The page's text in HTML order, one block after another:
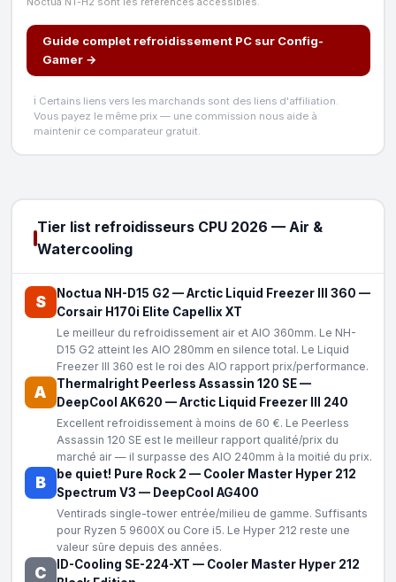
Guide complet refroidissement PC sur Config-
Gamer →
ℹ️ Certains liens vers les marchands sont des liens d'affiliation.
Vous payez le même prix — une commission nous aide à
maintenir ce comparateur gratuit.
Tier list refroidisseurs CPU 2026 — Air &
Watercooling
S Noctua NH-D15 G2 —Arctic Liquid Freezer III 360 —
Corsair H170i Elite Capellix XT
Le meilleur du refroidissement air et AIO 360mm. Le NH-
D15 G2 atteint les AIO 280mm en silence total. Le Liquid
Freezer III 360 est le roi des AIO rapport prix/performance.
A Thermalright Peerless Assassin 120 SE—
DeepCool AK620 —Arctic Liquid Freezer III 240
Excellent refroidissement à moins de 60 €. Le Peerless
Assassin 120 SE est le meilleur rapport qualité/prix du
marché air — il surpasse des AIO 240mm à la moitié du prix.
B be quiet! Pure Rock 2 — Cooler Master Hyper 212
Spectrum V3 — DeepCool AG400
Ventirads single-tower entrée/milieu de gamme. Suffisants
pour Ryzen 5 9600X ou Core i5. Le Hyper 212 reste une
valeur sûre depuis des années.
C ID-Cooling SE-224-XT — Cooler Master Hyper 212